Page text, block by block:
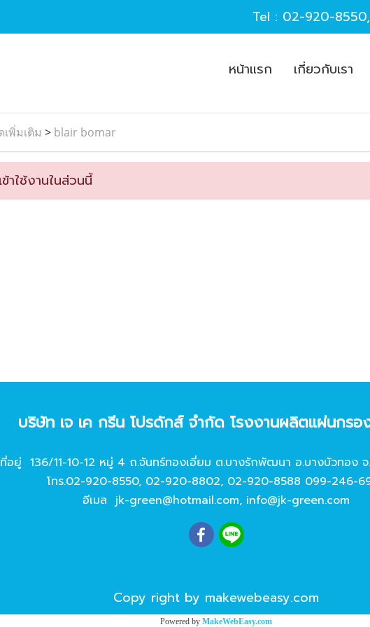
Tel : 02-920-8550,
หน้าแรก เกี่ยวกับเรา
พิ่มเติม > blair bomar
าใช้งานในส่วนนี้
บริษัท เจ เค กรีน โปรดักส์ จํากัด โรงงานผลิตแผ่นกรอ
ที่อยู่ 136/11-10-12 หมู่ 4 ถ.จันทร์ทองเอี่ยม ต.บางรักพัฒนา อ.บางบัวทอง จ.
โทร.02-920-8550, 02-920-8802, 02-920-8588 099-246-
อีเมล jk-green@hotmail.com, info@jk-green.com
Copy right by makewebeasy.com
Powered by MakeWebEasy.com